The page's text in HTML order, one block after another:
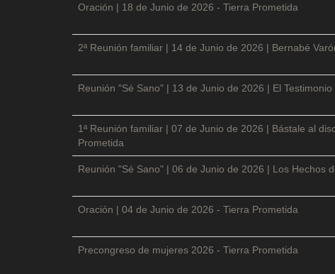
Oración | 18 de Junio de 2026 - Tierra Prometida
2ª Reunión familiar | 14 de Junio de 2026 | Bernabé
Reunión "Sé Sano" | 13 de Junio de 2026 | El
1ª Reunión familiar | 07 de Junio de 2026 | Bástale al
Prometida
Reunión "Sé Sano" | 06 de Junio de 2026 | Los Hechos
Oración | 04 de Junio de 2026 - Tierra Prometida
Precongreso de mujeres 2026 - Tierra Prometida